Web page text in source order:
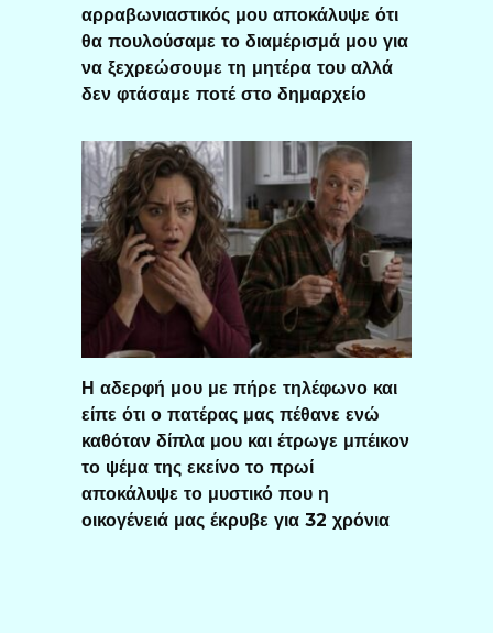
αρραβωνιαστικός μου αποκάλυψε ότι
θα πουλούσαμε το διαμέρισμά μου για
να ξεχρεώσουμε τη μητέρα του αλλά
δεν φτάσαμε ποτέ στο δημαρχείο
Η αδερφή μου με πήρε τηλέφωνο και
είπε ότι ο πατέρας μας πέθανε ενώ
καθόταν δίπλα μου και έτρωγε μπέικον
το ψέμα της εκείνο το πρωί
αποκάλυψε το μυστικό που η
οικογένειά μας έκρυβε για 32 χρόνια